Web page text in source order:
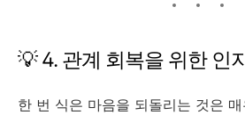
💡 4. 관계 회복을 위한 인
한 번 식은 마음을 되돌리는 것은